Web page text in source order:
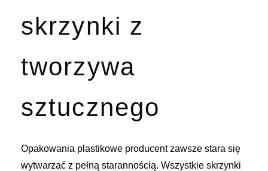
skrzynki z
tworzywa
sztucznego
Opakowania plastikowe producent zawsze stara się
wytwarzać z pełną starannością. Wszystkie skrzynki